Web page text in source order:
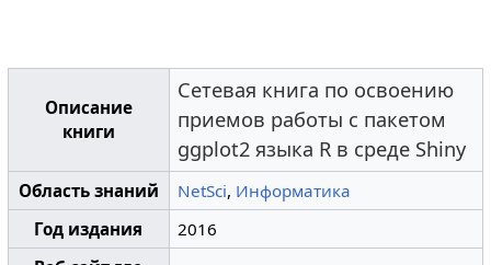
Описание
книги
Сетевая книга по освоению
приемов работы с пакетом
ggplot2 языка R в среде Shiny
Область знаний NetSci, Информатика
Год издания
2016